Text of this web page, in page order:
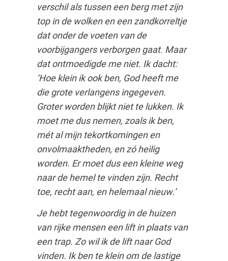
verschil als tussen een berg met zijn
top in de wolken en een zandkorreltje
dat onder de voeten van de
voorbijgangers verborgen gaat. Maar
dat ontmoedigde me niet. Ik dacht:
‘Hoe klein ik ook ben, God heeft me
die grote verlangens ingegeven.
Groter worden blijkt niet te lukken. Ik
moet me dus nemen, zoals ik ben,
mét al mijn tekortkomingen en
onvolmaaktheden, en zó heilig
worden. Er moet dus een kleine weg
naar de hemel te vinden zijn. Recht
toe, recht aan, en helemaal nieuw.’
Je hebt tegenwoordig in de huizen
van rijke mensen een lift in plaats van
een trap. Zo wil ik de lift naar God
vinden. Ik ben te klein om de lastige